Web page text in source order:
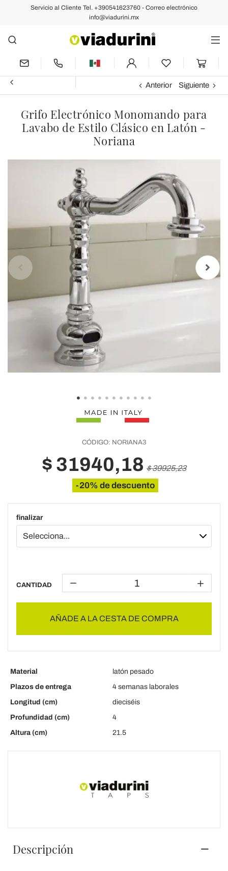
Servicio al Cliente Tel. +390541623760 - Correo electrónico
info@viadurini.mx
Anterior Siguiente
Grifo Electrónico Monomando para
Lavabo de Estilo Clásico en Latón -
Noriana
CÓDIGO: NORIANA3
$ 31940,18 $ 39925,23
-20% de descuento
finalizar
CANTIDAD
AÑADE A LA CESTA DE COMPRA
Material
latón pesado
Plazos de entrega
4 semanas laborales
Longitud (cm)
dieciséis
Profundidad (cm)
4
Altura (cm)
21.5
Descripción